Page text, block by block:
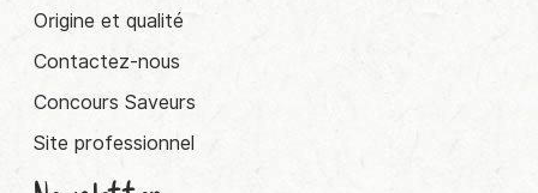
Origine et qualité
Contactez-nous
Concours Saveurs
Site professionnel